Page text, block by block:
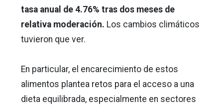
tasa anual de 4.76% tras dos meses de
relativa moderación. Los cambios climáticos
tuvieron que ver.
En particular, el encarecimiento de estos
alimentos plantea retos para el acceso a una
dieta equilibrada, especialmente en sectores